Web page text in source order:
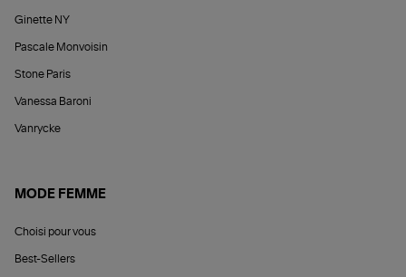
Ginette NY
Pascale Monvoisin
Stone Paris
Vanessa Baroni
Vanrycke
MODE FEMME
Choisi pour vous
Best-Sellers